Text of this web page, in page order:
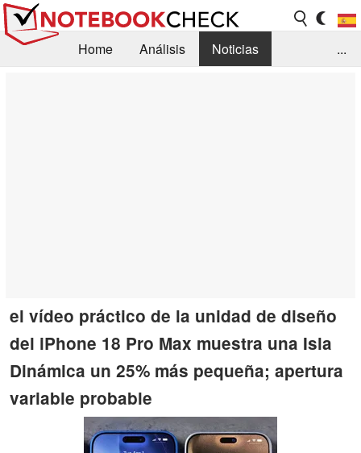
Home Análisis
Noticias
...
el vídeo práctico de la unidad de diseño
del iPhone 18 Pro Max muestra una Isla
Dinámica un 25% más pequeña; apertura
variable probable